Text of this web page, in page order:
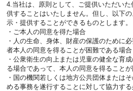
4.当社は、原則として、ご提供いただい
供することはいたしません。但し、以下
示・提供することができるものとします。
・ご本人の同意を得た場合
・人の生命、身体、財産の保護のために
者本人の同意を得ることが困難である場合
・公衆衛生の向上または児童の健全な育
る場合であって、本人の同意を得ること
・国の機関若しくは地方公共団体または
める事務を遂行することに対して協力す